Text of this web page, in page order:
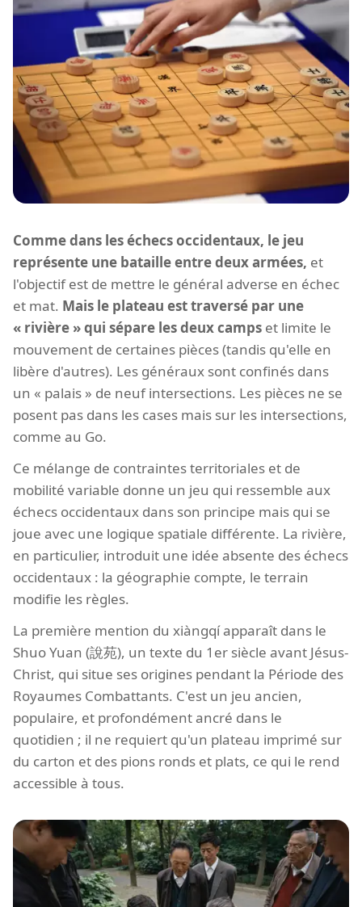
Comme dans les échecs occidentaux, le jeu
représente une bataille entre deux armées, et
l'objectif est de mettre le général adverse en échec
et mat. Mais le plateau est traversé par une
« rivière » qui sépare les deux camps et limite le
mouvement de certaines pièces (tandis qu'elle en
libère d'autres). Les généraux sont confinés dans
un « palais » de neuf intersections. Les pièces ne se
posent pas dans les cases mais sur les intersections,
comme au Go.
Ce mélange de contraintes territoriales et de
mobilité variable donne un jeu qui ressemble aux
échecs occidentaux dans son principe mais qui se
joue avec une logique spatiale différente. La rivière,
en particulier, introduit une idée absente des échecs
occidentaux : la géographie compte, le terrain
modifie les règles.
La première mention du xiàngqí apparaît dans le
Shuo Yuan (說苑), un texte du 1er siècle avant Jésus-
Christ, qui situe ses origines pendant la Période des
Royaumes Combattants. C'est un jeu ancien,
populaire, et profondément ancré dans le
quotidien ; il ne requiert qu'un plateau imprimé sur
du carton et des pions ronds et plats, ce qui le rend
accessible à tous.